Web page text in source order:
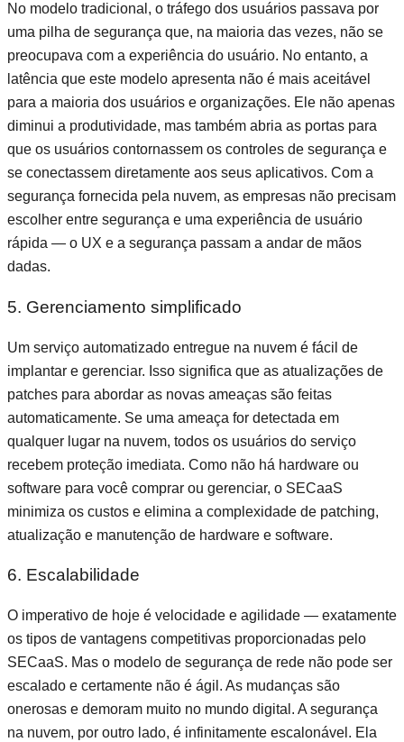
No modelo tradicional, o tráfego dos usuários passava por
uma pilha de segurança que, na maioria das vezes, não se
preocupava com a experiência do usuário. No entanto, a
latência que este modelo apresenta não é mais aceitável
para a maioria dos usuários e organizações. Ele não apenas
diminui a produtividade, mas também abria as portas para
que os usuários contornassem os controles de segurança e
se conectassem diretamente aos seus aplicativos. Com a
segurança fornecida pela nuvem, as empresas não precisam
escolher entre segurança e uma experiência de usuário
rápida — o UX e a segurança passam a andar de mãos
dadas.
5. Gerenciamento simplificado
Um serviço automatizado entregue na nuvem é fácil de
implantar e gerenciar. Isso significa que as atualizações de
patches para abordar as novas ameaças são feitas
automaticamente. Se uma ameaça for detectada em
qualquer lugar na nuvem, todos os usuários do serviço
recebem proteção imediata. Como não há hardware ou
software para você comprar ou gerenciar, o SECaaS
minimiza os custos e elimina a complexidade de patching,
atualização e manutenção de hardware e software.
6. Escalabilidade
O imperativo de hoje é velocidade e agilidade — exatamente
os tipos de vantagens competitivas proporcionadas pelo
SECaaS. Mas o modelo de segurança de rede não pode ser
escalado e certamente não é ágil. As mudanças são
onerosas e demoram muito no mundo digital. A segurança
na nuvem, por outro lado, é infinitamente escalonável. Ela